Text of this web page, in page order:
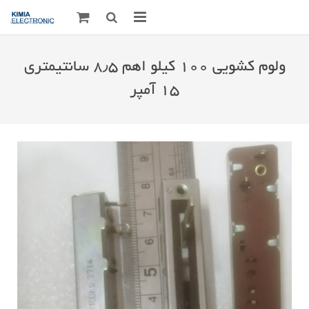
ارتباط با ما
ولوم کشویی ۱۰۰ کیلو اهم ۸٫۵ سانتیمتری
۱۵ آمپر